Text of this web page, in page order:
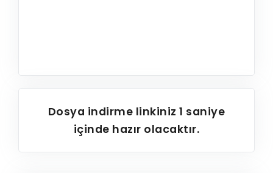
Dosya indirme linkiniz1 saniye
içinde hazır olacaktır.